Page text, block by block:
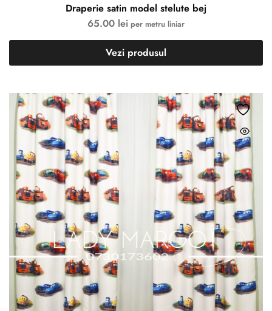
Draperie satin model stelute bej
65.00 lei per metru liniar
Vezi produsul